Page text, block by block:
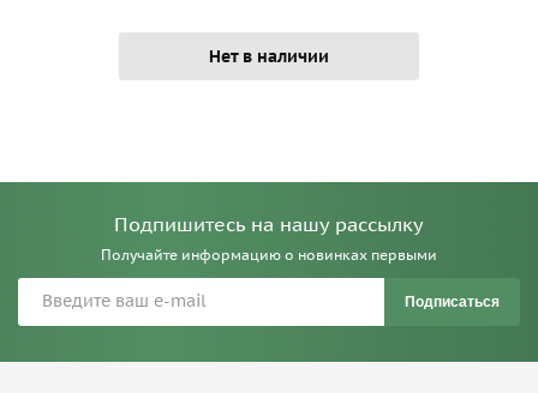
Нет в наличии
Подпишитесь на нашу рассылку
Получайте информацию о новинках первыми
Подписаться